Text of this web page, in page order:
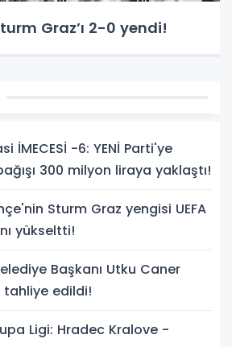
Graz’ı 2-0 yendi!
İMECESİ -6: YENİ Parti'ye
300 milyon liraya yaklaştı!
Sturm Graz yengisi UEFA
yükseltti!
Başkanı Utku Caner
edildi!
Ligi: Hradec Kralove -